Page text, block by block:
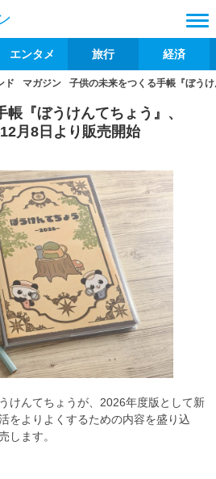
エンタメ 旅行 経済
ド マガジン 子供の未来をつくる手帳『ぼう
『ぼうけんてちょう』、
月8日より販売開始
けんてちょうが、2026年度版として新
をよりよくするための内容を盛り込
します。